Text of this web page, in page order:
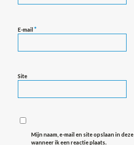
E-mail*
Site
Mijn naam, e-mail en site opslaan in
wanneer ik een reactie plaats.